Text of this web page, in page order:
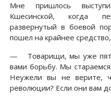
Мне пришлось
Кшесинской, когда
развернутый в боевой
пошел на крайнее средство,
— Товарищи, мы уже
вами борьбу. Мы
Неужели вы не верите,
революции? Если они вам